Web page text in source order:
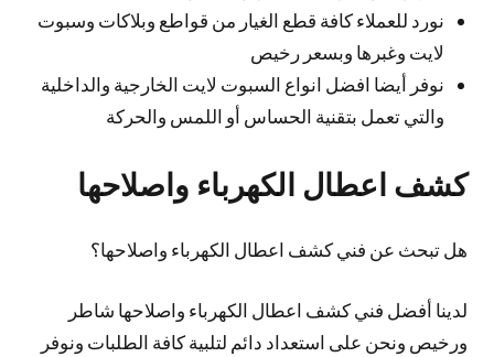
نورد للعملاء كافة قطع الغيار من قواطع وبلاكات وسبوت
لايت وغبرها وبسعر رخيص
نوفر أيضا افضل انواع السبوت لايت الخارجية والداخلية
والتي تعمل بتقنية الحساس أو اللمس والحركة
كشف اعطال الكهرباء واصلاحها
هل تبحث عن فني كشف اعطال الكهرباء واصلاحها؟
لدينا أفضل فني كشف اعطال الكهرباء واصلاحها شاطر
ورخيص ونحن على استعداد دائم لتلبية كافة الطلبات ونوفر